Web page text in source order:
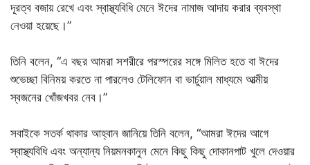
দূরত্ব বজায় রেখে এবং স্বাস্থ্যবিধি মেনে ঈদের নামাজ আদায় করার ব্যবস্থা
নেওয়া হয়েছে।”
তিনি বলেন, “এ বছর আমরা সশরীরে পরস্পরের সঙ্গে মিলিত হতে বা ঈদের
শুভেচ্ছা বিনিময় করতে না পারলেও টেলিফোন বা ভার্চুয়াল মাধ্যমে আত্মীয়
স্বজনের খোঁজখবর নেব।”
সবাইকে সতর্ক থাকার আহ্বান জানিয়ে তিনি বলেন, “আমরা ঈদের আগে
স্বাস্থ্যবিধি এবং অন্যান্য নিয়মনকানুন মেনে কিছু কিছু দোকানপাট খুলে দেওয়ার